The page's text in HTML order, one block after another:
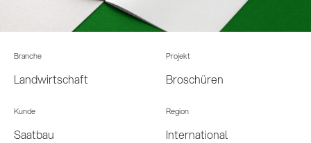
Branche
Landwirtschaft
Projekt
Broschüren
Kunde
Saatbau
Region
International